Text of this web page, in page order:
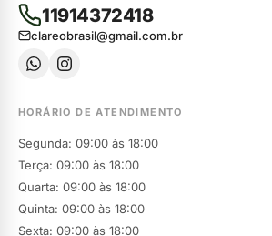
11914372418
clareobrasil@gmail.com.br
HORÁRIO DE ATENDIMENTO
Segunda: 09:00 às 18:00
Terça: 09:00 às 18:00
Quarta: 09:00 às 18:00
Quinta: 09:00 às 18:00
Sexta: 09:00 às 18:00